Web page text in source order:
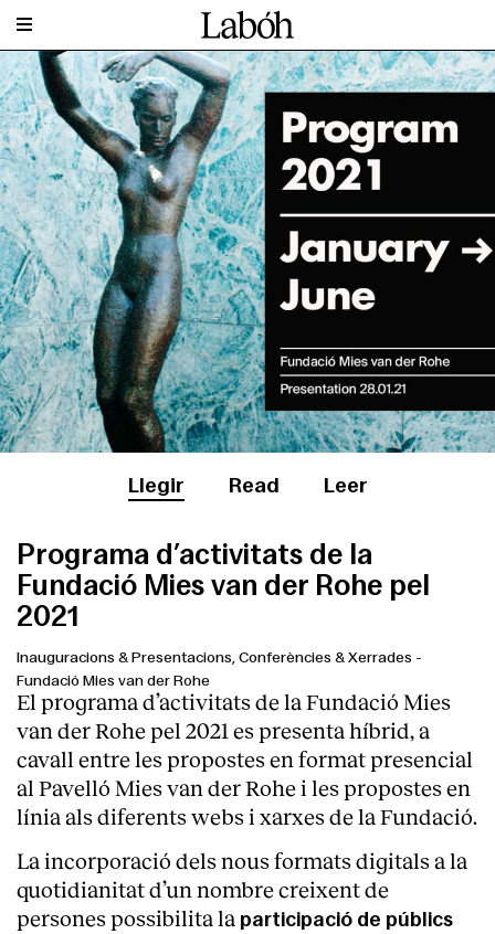
Llegir Read Leer
Programa d’activitats de la
Fundació Mies van der Rohe pel
2021
Inauguracions & Presentacions, Conferències & Xerrades -
Fundació Mies van der Rohe
El programa d’activitats de la Fundació Mies
van der Rohe pel 2021 es presenta híbrid, a
cavall entre les propostes en format presencial
al Pavelló Mies van der Rohe i les propostes en
línia als diferents webs i xarxes de la Fundació.
La incorporació dels nous formats digitals a la
quotidianitat d’un nombre creixent de
persones possibilita la participació de públics